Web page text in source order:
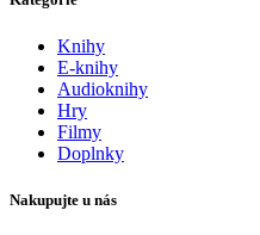
Knihy
E-knihy
Audioknihy
Hry
Filmy
Doplnky
Nakupujte u nás